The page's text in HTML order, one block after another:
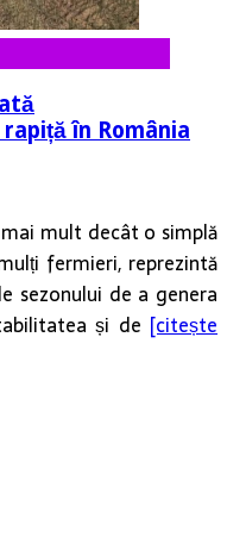
în România
mult decât o simplă
fermieri, reprezintă
sezonului de a genera
și de [citește